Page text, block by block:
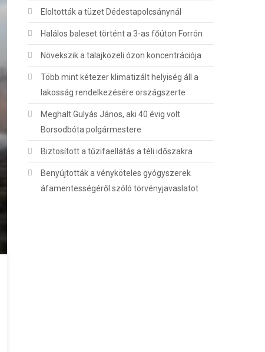
Eloltották a tüzet Dédestapolcsánynál
Halálos baleset történt a 3-as főúton Forrón
Növekszik a talajközeli ózon koncentrációja
Több mint kétezer klimatizált helyiség áll a
lakosság rendelkezésére országszerte
Meghalt Gulyás János, aki 40 évig volt
Borsodbóta polgármestere
Biztosított a tűzifaellátás a téli időszakra
Benyújtották a vényköteles gyógyszerek
áfamentességéről szóló törvényjavaslatot